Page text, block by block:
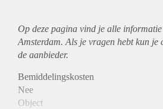
Op deze pagina vind je alle
Amsterdam. Als je vragen hebt kun je
de aanbieder.
Bemiddelingskosten
Nee
Object